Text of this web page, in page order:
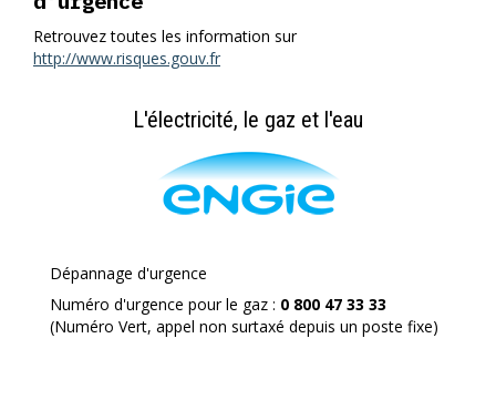
Retrouvez toutes les information sur
http://www.risques.gouv.fr
L'électricité, le gaz et l'eau
Dépannage d'urgence
Numéro d'urgence pour le gaz : 0 800 47 33 33
(Numéro Vert, appel non surtaxé depuis un poste fixe)